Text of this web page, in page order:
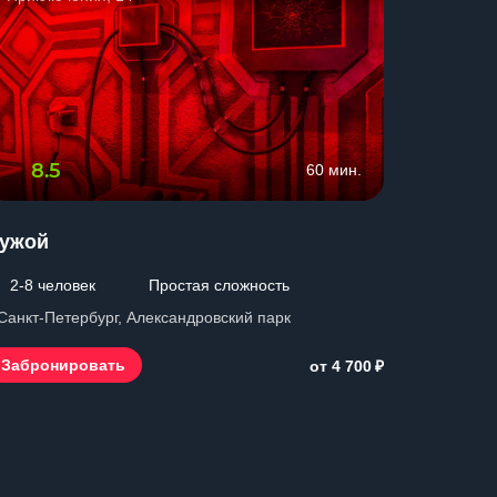
8.5 60 мин.
2-8 человек
Простая сложность
Петербург, Александровский парк
Забронировать от 4 700₽